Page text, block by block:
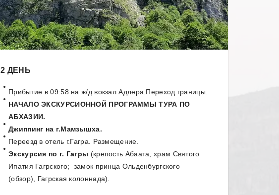
2 ДЕНЬ
Прибытие в 09:58 на ж/д вокзал Адлера.Переход границы.
НАЧАЛО ЭКСКУРСИОННОЙ ПРОГРАММЫ ТУРА ПО
АБХАЗИИ.
Джиппинг на г.Мамзышха.
Переезд в отель г.Гагра. Размещение.
Экскурсия по г. Гагры (крепость Абаата, храм Святого
Ипатия Гагрского; замок принца Ольденбургского
(обзор), Гагрская колоннада).